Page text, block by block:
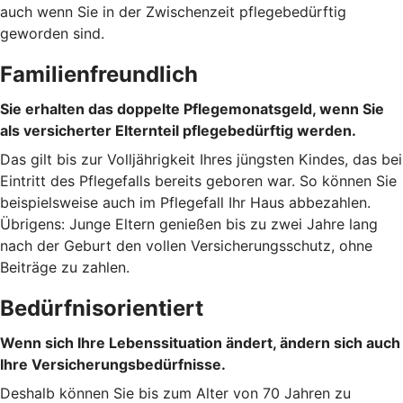
auch wenn Sie in der Zwischenzeit pflegebedürftig
geworden sind.
Familienfreundlich
Sie erhalten das doppelte Pflegemonatsgeld, wenn Sie
als versicherter Elternteil pflegebedürftig werden.
Das gilt bis zur Volljährigkeit Ihres jüngsten Kindes, das bei
Eintritt des Pflegefalls bereits geboren war. So können Sie
beispielsweise auch im Pflegefall Ihr Haus abbezahlen.
Übrigens: Junge Eltern genießen bis zu zwei Jahre lang
nach der Geburt den vollen Versicherungsschutz, ohne
Beiträge zu zahlen.
Bedürfnisorientiert
Wenn sich Ihre Lebenssituation ändert, ändern sich auch
Ihre Versicherungsbedürfnisse.
Deshalb können Sie bis zum Alter von 70 Jahren zu